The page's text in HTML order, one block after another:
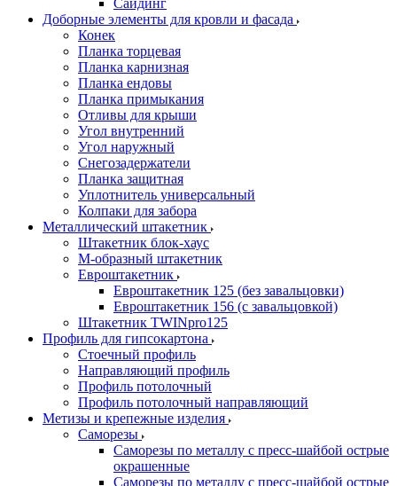
Сайдинг
Доборные элементы для кровли и фасада
Конек
Планка торцевая
Планка карнизная
Планка ендовы
Планка примыкания
Отливы для крыши
Угол внутренний
Угол наружный
Снегозадержатели
Планка защитная
Уплотнитель универсальный
Колпаки для забора
Металлический штакетник
Штакетник блок-хаус
М-образный штакетник
Евроштакетник
Евроштакетник 125 (без завальцовки)
Евроштакетник 156 (с завальцовкой)
Штакетник TWINpro125
Профиль для гипсокартона
Стоечный профиль
Направляющий профиль
Профиль потолочный
Профиль потолочный направляющий
Метизы и крепежные изделия
Саморезы
Саморезы по металлу с пресс-шайбой острые
окрашенные
Саморезы по металлу с пресс-шайбой острые